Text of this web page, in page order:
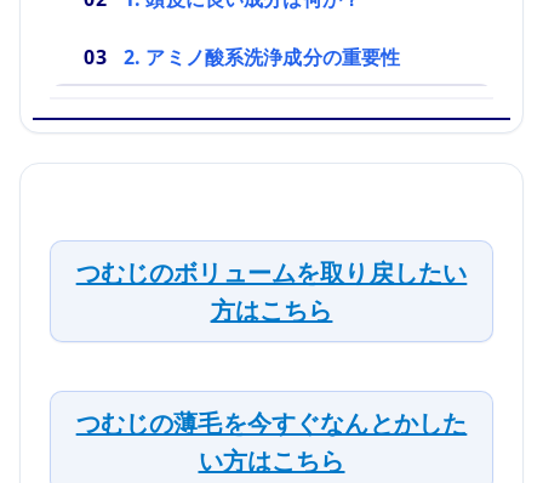
2. アミノ酸系洗浄成分の重要性
つむじのボリュームを取り戻したい
方はこちら
つむじの薄毛を今すぐなんとかした
い方はこちら